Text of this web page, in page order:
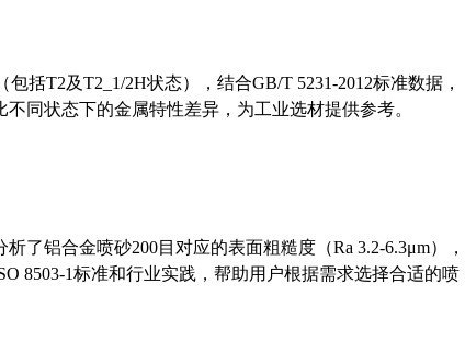
括T2及T2_1/2H状态），结合GB/T 5231-2012标准数据，
同状态下的金属特性差异，为工业选材提供参考。
了铝合金喷砂200目对应的表面粗糙度（Ra 3.2-6.3μm），
8503-1标准和行业实践，帮助用户根据需求选择合适的喷